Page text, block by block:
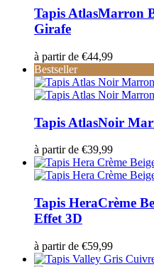
Tapis AtlasMarron
Girafe
à partir de €44,99
Bestseller
Tapis AtlasNoir
à partir de €39,99
Tapis HeraCrème
Effet 3D
à partir de €59,99